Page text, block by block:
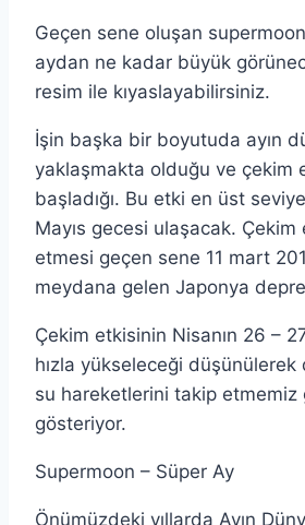
Geçen sene oluşan
aydan ne kadar büyük
resim ile kıyaslayabilirsiniz.
İşin başka bir boyutuda ayın
yaklaşmakta olduğu ve çekim
başladığı. Bu etki en üst
Mayıs gecesi ulaşacak.
etmesi geçen sene 11 mart
meydana gelen Japonya
Çekim etkisinin Nisanın 26 –
hızla yükseleceği
su hareketlerini takip etmemiz
gösteriyor.
Supermoon – Süper Ay
Önümüzdeki yıllarda Ayın